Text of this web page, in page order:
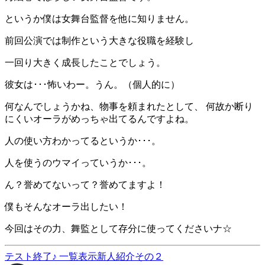
というか僕は女舞台監督を他に知りません。
前回公演では制作という大きな役職を経験し
一回り大きく成長したことでしょう。
彼女は･･･怖いわー。うん。（個人的に）
何なんでしょうかね、物事を頼まれたとして、 何故か断り
にくいオーラがめっちゃ出てるんですよね。
人の使い方わかってるというか･･･。
人を使うのウマイっていうか･･･。
ん？誉めてないって？誉めてますよ！
僕もそんなオーラ出したい！
今回はその力、舞監として存分に使ってくださいナ☆
テスト終了♪ 一覧表示新人紹介その２